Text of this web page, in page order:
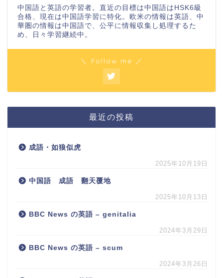
中国語と英語の学習者。直近の目標は中国語はHSK6級
合格、現在は中国語学習に特化。欧米の情報は英語、中
華圏の情報は中国語で、公平に情報収集し処理するた
め、日々学習継続中。
＼ Follow me ／
最近の投稿
成語・如狼似虎
2025年10月19日
中国語 成語 翻天覆地
2025年10月13日
BBC News の英語 – genitalia
2024年3月29日
BBC News の英語 – scum
2024年3月26日